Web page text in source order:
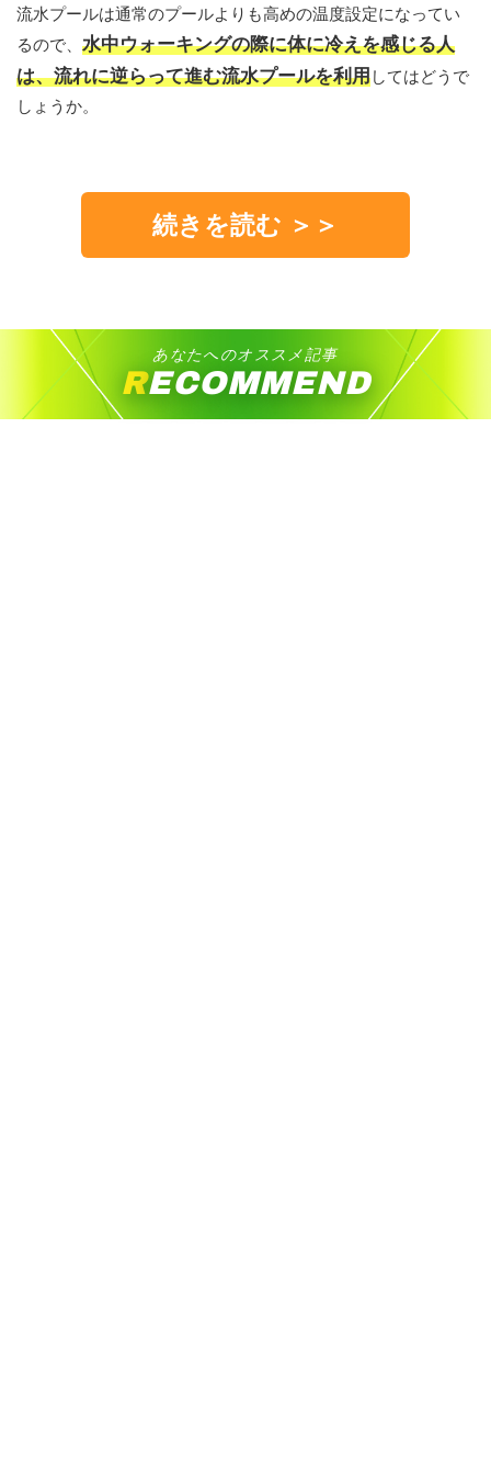
流水プールは通常のプールよりも高めの温度設定になってい
るので、 水中ウォーキングの際に体に冷えを感じる人
は、流れに逆らって進む流水プールを利用してはどうで
しょうか。
続きを読む ＞＞
あなたへのオススメ記事
RECOMMEND